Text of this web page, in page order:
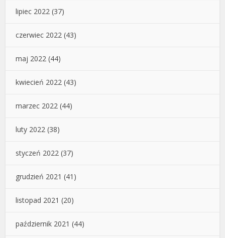
lipiec 2022 (37)
czerwiec 2022 (43)
maj 2022 (44)
kwiecień 2022 (43)
marzec 2022 (44)
luty 2022 (38)
styczeń 2022 (37)
grudzień 2021 (41)
listopad 2021 (20)
październik 2021 (44)